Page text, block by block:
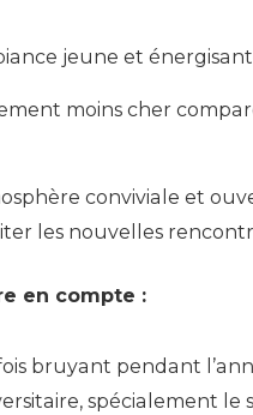
jeune et
moins cher
conviviale et
les nouvelles
en compte :
bruyant pendant
spécialement le